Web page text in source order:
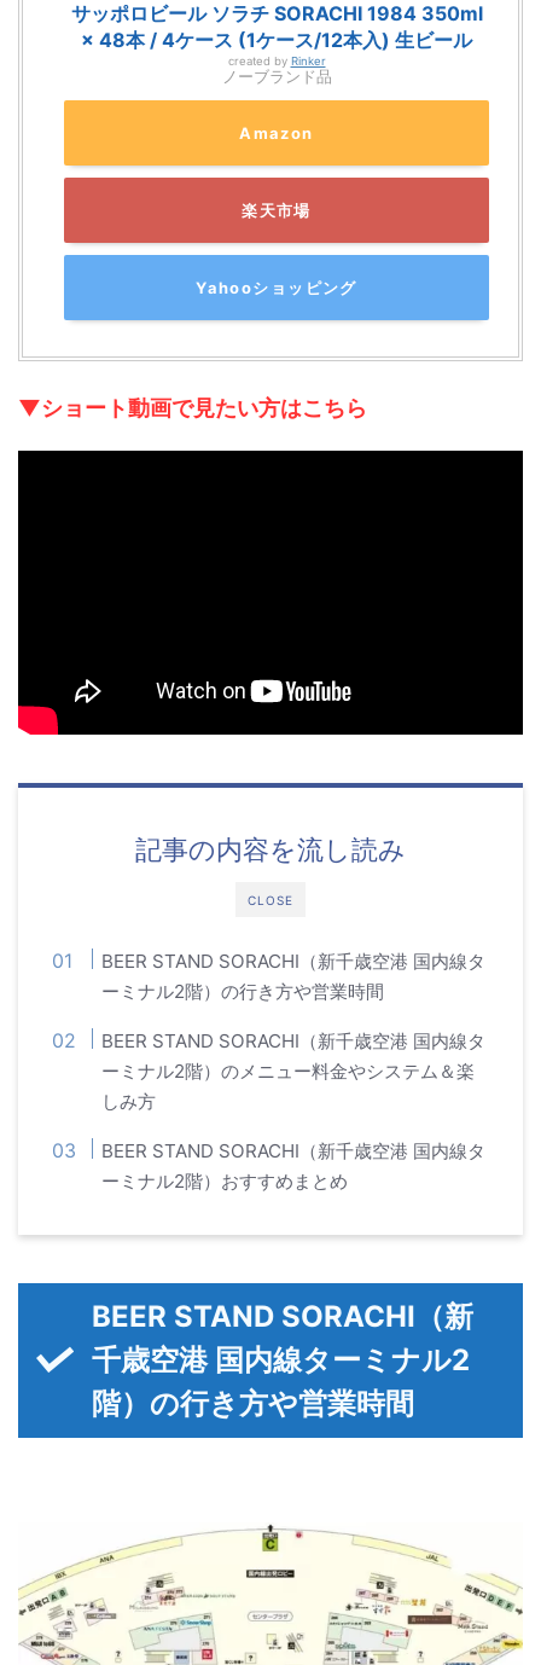
サッポロビール ソラチ SORACHI 1984 350ml
× 48本 / 4ケース (1ケース/12本入) 生ビール
created by Rinker
ノーブランド品
Amazon
楽天市場
Yahooショッピング
▼ショート動画で見たい方はこちら
CLOSE
記事の内容を流し読み
BEER STAND SORACHI（新千歳空港 国内線タ
ーミナル2階）の行き方や営業時間
BEER STAND SORACHI（新千歳空港 国内線タ
ーミナル2階）のメニュー料金やシステム＆楽
しみ方
BEER STAND SORACHI（新千歳空港 国内線タ
ーミナル2階）おすすめまとめ
BEER STAND SORACHI（新
千歳空港 国内線ターミナル2
階）の行き方や営業時間